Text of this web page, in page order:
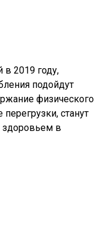
в 2019 году,
подойдут
физического
станут
здоровьем в